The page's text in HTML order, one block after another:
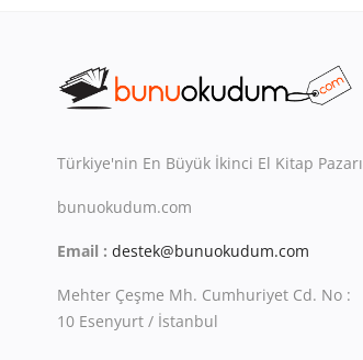
Türkiye'nin En Büyük İkinci El Kitap Pazarı
bunuokudum.com
Email : destek@bunuokudum.com
Mehter Çeşme Mh. Cumhuriyet Cd. No :
10 Esenyurt / İstanbul